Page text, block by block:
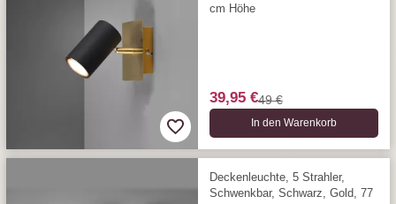
cm Höhe
39,95 €49 €
In den Warenkorb
Deckenleuchte, 5 Strahler,
Schwenkbar, Schwarz, Gold, 77